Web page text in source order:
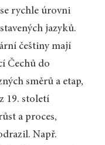
rychle úrovni
jazyků.
češtiny mají
Čechů do
směrů a etap,
19. století
a proces,
Např.